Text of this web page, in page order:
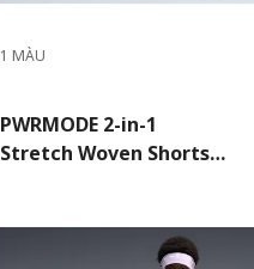
1 MÀU
PWRMODE 2-in-1
Stretch Woven Shorts